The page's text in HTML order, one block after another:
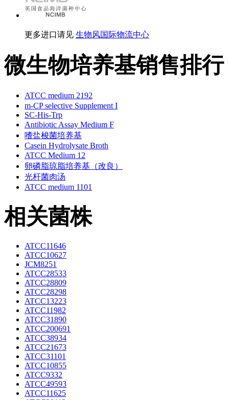
更多进口请见 生物风国际物流中心
微生物培养基销售排行
ATCC medium 2192
m-CP selective Supplement I
SC-His-Trp
Antibiotic Assay Medium F
嗜盐梭菌培养基
Casein Hydrolysate Broth
ATCC Medium 12
卵磷脂琼脂培养基（改良）
光杆菌肉汤
ATCC medium 1101
相关菌株
ATCC11646
ATCC10627
JCM8251
ATCC28533
ATCC28809
ATCC28298
ATCC13223
ATCC11982
ATCC31890
ATCC200691
ATCC38934
ATCC21673
ATCC31101
ATCC10855
ATCC9332
ATCC49593
ATCC11625